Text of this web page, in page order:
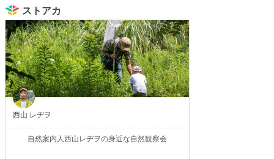
ストアカ
西山 レヂヲ
自然案内人西山レヂヲの身近な自然観察会